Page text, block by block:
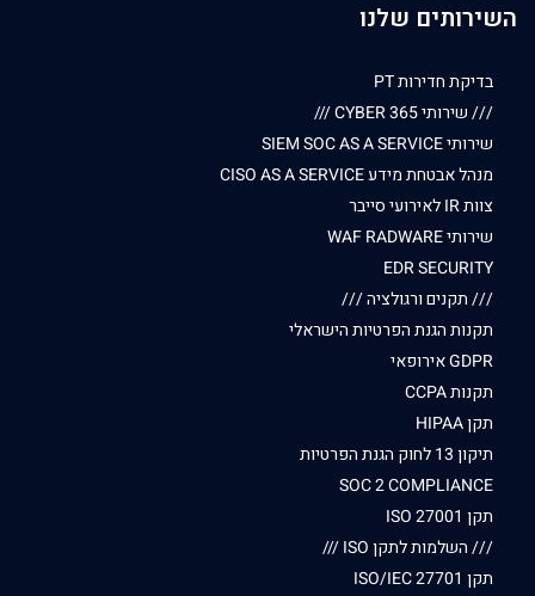
השירותים שלנו
בדיקת חדירות PT
/// שירותי CYBER 365 ///
שירותי SIEM SOC AS A SERVICE
מנהל אבטחת מידע CISO AS A SERVICE
צוות IR לאירועי סייבר
שירותי WAF RADWARE
EDR SECURITY
/// תקנים ורגולציה ///
תקנות הגנת הפרטיות הישראלי
GDPR אירופאי
תקנות CCPA
תקן HIPAA
תיקון 13 לחוק הגנת הפרטיות
SOC 2 COMPLIANCE
תקן ISO 27001
/// השלמות לתקן ISO ///
תקן ISO/IEC 27701